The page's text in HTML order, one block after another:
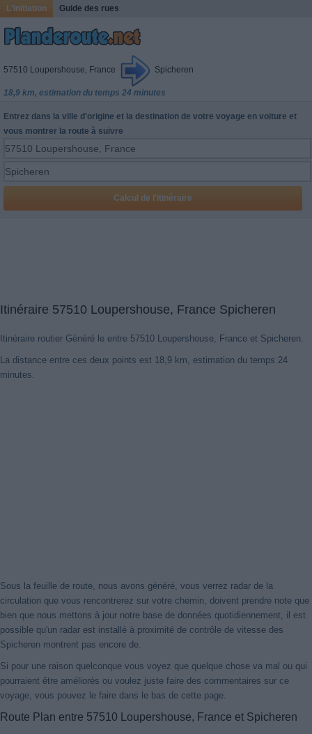
L'initiation Guide des rues
57510 Loupershouse, France Spicheren
18,9 km, estimation du temps 24 minutes
Entrez dans la ville d'origine et la destination de votre voyage en voiture et
vous montrer la route à suivre
Itinéraire 57510 Loupershouse, France Spicheren
Itinéraire routier Généré le entre 57510 Loupershouse, France et Spicheren.
La distance entre ces deux points est 18,9 km, estimation du temps 24
minutes.
Sous la feuille de route, nous avons généré, vous verrez radar de la
circulation que vous rencontrerez sur votre chemin, doivent prendre note que
bien que nous mettons à jour notre base de données quotidiennement, il est
possible qu'un radar est installé à proximité de contrôle de vitesse des
Spicheren montrent pas encore de.
Si pour une raison quelconque vous voyez que quelque chose va mal ou qui
pourraient être améliorés ou voulez juste faire des commentaires sur ce
voyage, vous pouvez le faire dans le bas de cette page.
Route Plan entre 57510 Loupershouse, France et Spicheren